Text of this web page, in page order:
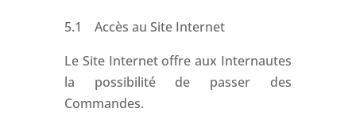
5.1 Accès au Site Internet
Le Site Internet offre aux Internautes
la possibilité de passer des
Commandes.